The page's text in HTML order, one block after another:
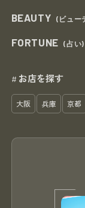
BEAUTY (ビュー
FORTUNE (占い)
# お店を探す
大阪 兵庫 京都